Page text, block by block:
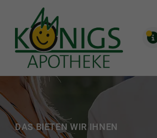
DAS BIETEN WIR IHNEN